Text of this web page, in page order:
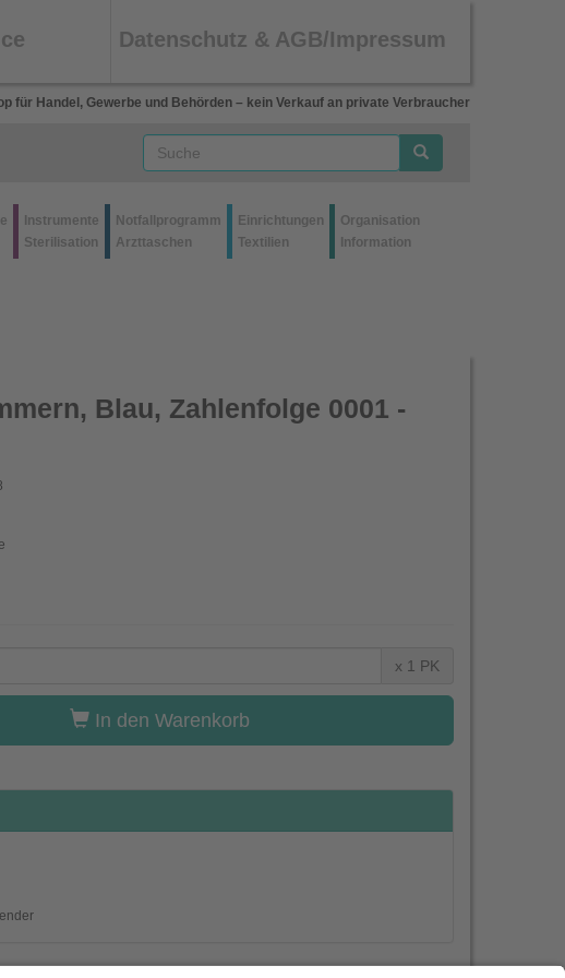
Datenschutz & AGB/Impressum
für Handel, Gewerbe und Behörden – kein Verkauf an private Verbraucher
Instrumente
Sterilisation
Notfallprogramm
Arzttaschen
Einrichtungen
Textilien
Organisation
Information
Blau, Zahlenfolge 0001 -
x 1 PK
In den Warenkorb